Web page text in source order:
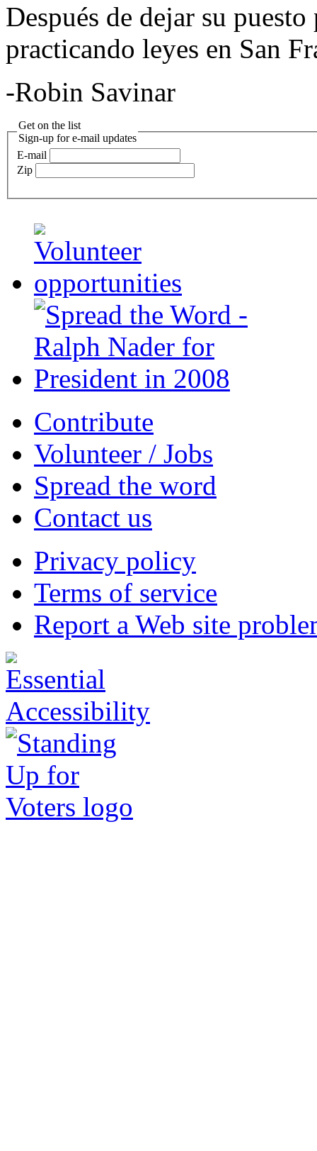
Después de dejar su
practicando leyes en San
-Robin Savinar
Get on the list
Sign-up for e-mail updates
E-mail
Zip
Contribute
Volunteer / Jobs
Spread the word
Contact us
Privacy policy
Terms of service
Report a Web site